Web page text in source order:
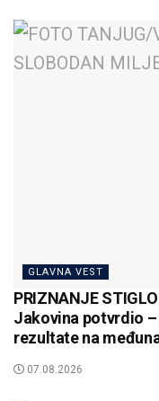
GLAVNA VEST
PRIZNANJE
Jakovina potvrdio
rezultate na
07.08.2026